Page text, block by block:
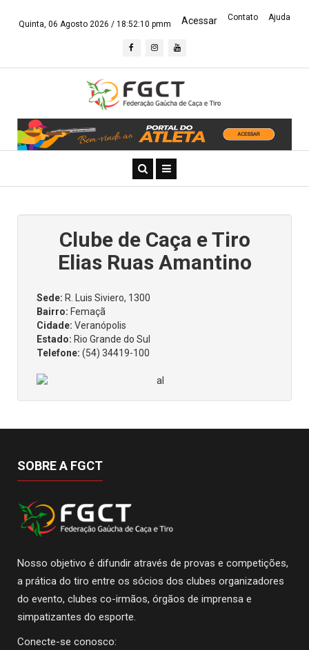
Quinta, 06 Agosto 2026 / 18:52:10 pmm Acessar Contato Ajuda
Clube de Caça e Tiro
Elias Ruas Amantino
Sede: R. Luis Siviero, 1300
Bairro: Femaçã
Cidade: Veranópolis
Estado: Rio Grande do Sul
Telefone: (54) 34419-100
SOBRE A FGCT
Nosso objetivo é difundir através de provas e competições,
a prática do tiro entre os sócios dos clubes organizadores
do evento, clubes co-irmãos, órgãos de imprensa e
simpatizantes do esporte.
Conecte-se conosco: